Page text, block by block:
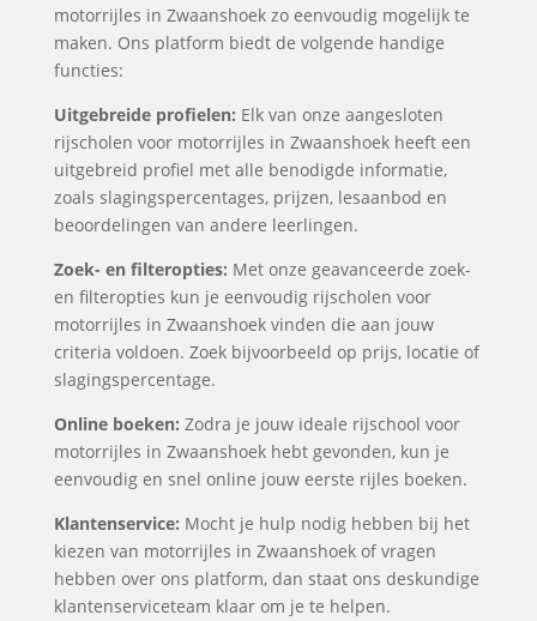
motorrijles in Zwaanshoek zo eenvoudig mogelijk te
maken. Ons platform biedt de volgende handige
functies:
Uitgebreide profielen: Elk van onze aangesloten
rijscholen voor motorrijles in Zwaanshoek heeft een
uitgebreid profiel met alle benodigde informatie,
zoals slagingspercentages, prijzen, lesaanbod en
beoordelingen van andere leerlingen.
Zoek- en filteropties: Met onze geavanceerde zoek-
en filteropties kun je eenvoudig rijscholen voor
motorrijles in Zwaanshoek vinden die aan jouw
criteria voldoen. Zoek bijvoorbeeld op prijs, locatie of
slagingspercentage.
Online boeken: Zodra je jouw ideale rijschool voor
motorrijles in Zwaanshoek hebt gevonden, kun je
eenvoudig en snel online jouw eerste rijles boeken.
Klantenservice: Mocht je hulp nodig hebben bij het
kiezen van motorrijles in Zwaanshoek of vragen
hebben over ons platform, dan staat ons deskundige
klantenserviceteam klaar om je te helpen.